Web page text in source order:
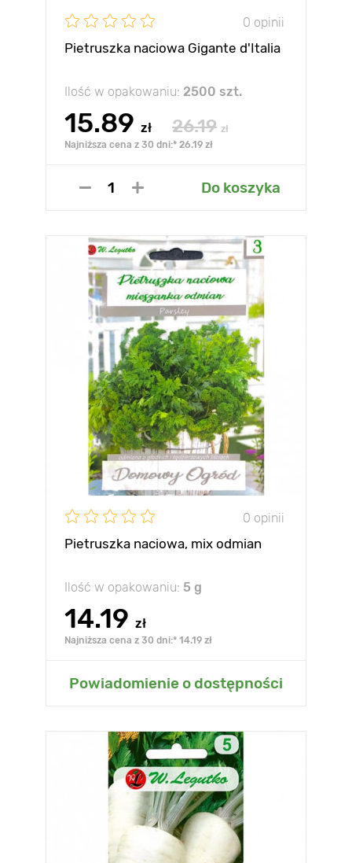
0 opinii
Pietruszka naciowa Gigante d'Italia
Ilość w opakowaniu: 2500 szt.
15.89 zł 26.19 zł
Najniższa cena z 30 dni:* 26.19 zł
Do koszyka
0 opinii
Pietruszka naciowa, mix odmian
Ilość w opakowaniu: 5 g
14.19 zł
Najniższa cena z 30 dni:* 14.19 zł
Powiadomienie o dostępności